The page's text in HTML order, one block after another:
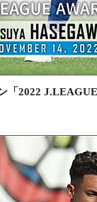
「2022